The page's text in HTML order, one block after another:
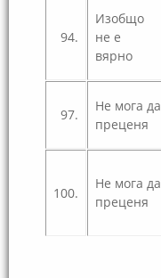
94.
Изобщо
не е
вярно
97.
Не мога да
преценя
100.
Не мога да
преценя